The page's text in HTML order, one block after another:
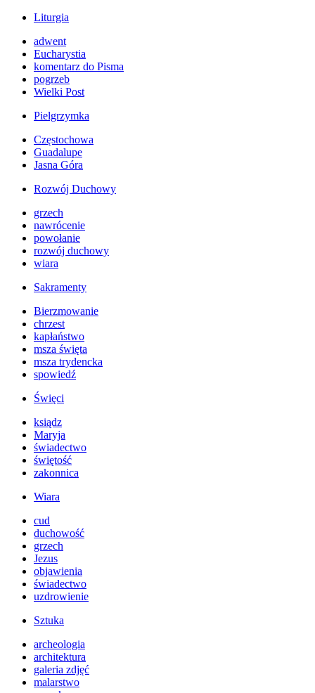
Liturgia
adwent
Eucharystia
komentarz do Pisma
pogrzeb
Wielki Post
Pielgrzymka
Częstochowa
Guadalupe
Jasna Góra
Rozwój Duchowy
grzech
nawrócenie
powołanie
rozwój duchowy
wiara
Sakramenty
Bierzmowanie
chrzest
kapłaństwo
msza święta
msza trydencka
spowiedź
Święci
ksiądz
Maryja
świadectwo
świętość
zakonnica
Wiara
cud
duchowość
grzech
Jezus
objawienia
świadectwo
uzdrowienie
Sztuka
archeologia
architektura
galeria zdjęć
malarstwo